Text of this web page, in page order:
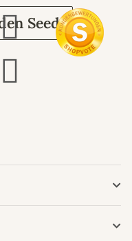
Seeds